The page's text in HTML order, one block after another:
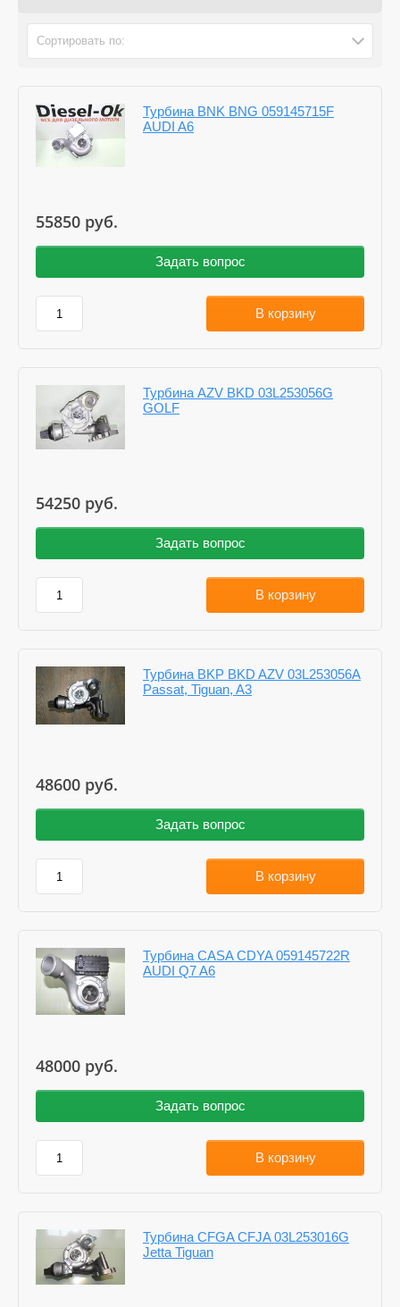
Сортировать по:
Турбина BNK BNG 059145715F
AUDI A6
55850 руб.
Задать вопрос
В корзину
Турбина AZV BKD 03L253056G
GOLF
54250 руб.
Задать вопрос
В корзину
Турбина BKP BKD AZV 03L253056A
Passat, Tiguan, A3
48600 руб.
Задать вопрос
В корзину
Турбина CASA CDYA 059145722R
AUDI Q7 A6
48000 руб.
Задать вопрос
В корзину
Турбина CFGA CFJA 03L253016G
Jetta Tiguan